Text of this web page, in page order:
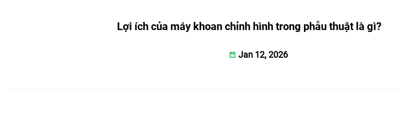
Lợi ích của máy khoan chỉnh hình trong phẫu thuật là gì?
Jan 12, 2026